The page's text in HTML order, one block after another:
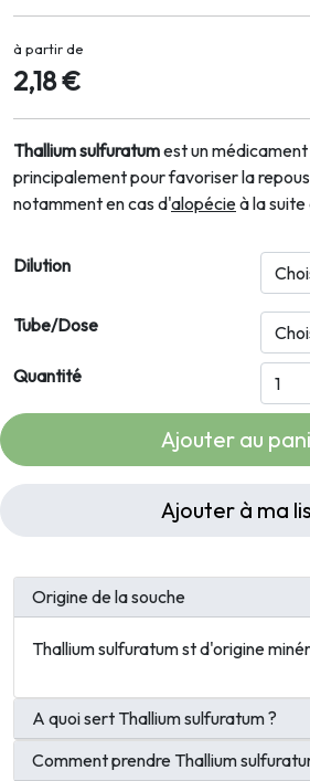
à partir de
2,18 €
Thallium sulfuratumest un
principalement pour favoriserla
notamment en cas d'alopécieà la
Dilution
Tube/Dose
Quantité
Ajouter au
Ajouter à ma
Origine de la souche
Thallium sulfuratum st d'origine
A quoi sert Thallium sulfuratum ?
Comment prendre Thallium